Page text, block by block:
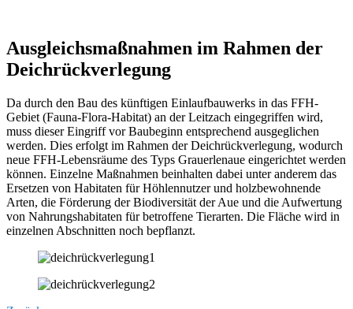
Ausgleichsmaßnahmen im Rahmen der
Deichrückverlegung
Da durch den Bau des künftigen Einlaufbauwerks in das FFH-
Gebiet (Fauna-Flora-Habitat) an der Leitzach eingegriffen wird,
muss dieser Eingriff vor Baubeginn entsprechend ausgeglichen
werden. Dies erfolgt im Rahmen der Deichrückverlegung, wodurch
neue FFH-Lebensräume des Typs Grauerlenaue eingerichtet werden
können. Einzelne Maßnahmen beinhalten dabei unter anderem das
Ersetzen von Habitaten für Höhlennutzer und holzbewohnende
Arten, die Förderung der Biodiversität der Aue und die Aufwertung
von Nahrungshabitaten für betroffene Tierarten. Die Fläche wird in
einzelnen Abschnitten noch bepflanzt.